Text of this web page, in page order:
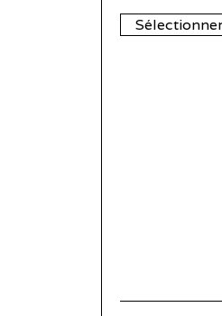
Archives